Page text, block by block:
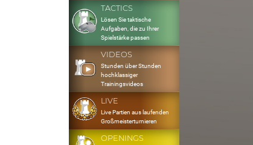
TACTICS
Lösen Sie taktische
Aufgaben, die zu Ihrer
Spielstärke passen
VIDEOS
Stunden über Stunden
hochklassiger
Trainingsvideos
LIVE
Live Partien aus laufenden
Großmeisterturnieren
OPENINGS